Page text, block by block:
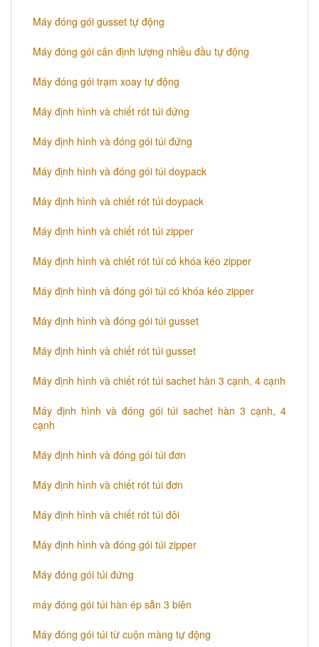
Máy đóng gói gusset tự động
Máy đóng gói cân định lượng nhiều đầu tự động
Máy đóng gói trạm xoay tự động
Máy định hình và chiết rót túi đứng
Máy định hình và đóng gói túi đứng
Máy định hình và đóng gói túi doypack
Máy định hình và chiết rót túi doypack
Máy định hình và chiết rót túi zipper
Máy định hình và chiết rót túi có khóa kéo zipper
Máy định hình và đóng gói túi có khóa kéo zipper
Máy định hình và đóng gói túi gusset
Máy định hình và chiết rót túi gusset
Máy định hình và chiết rót túi sachet hàn 3 cạnh, 4 cạnh
Máy định hình và đóng gói túi sachet hàn 3 cạnh, 4
cạnh
Máy định hình và đóng gói túi đơn
Máy định hình và chiết rót túi đơn
Máy định hình và chiết rót túi đôi
​Máy định hình và đóng gói túi zipper
Máy đóng gói túi đứng
máy đóng gói túi hàn ép sẵn 3 biên
Máy đóng gói túi từ cuộn màng tự động